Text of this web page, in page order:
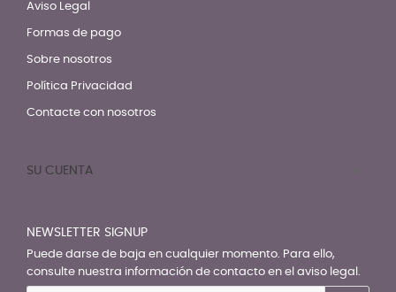
Aviso Legal
Formas de pago
Sobre nosotros
Política Privacidad
Contacte con nosotros
SU CUENTA
NEWSLETTER SIGNUP
Puede darse de baja en cualquier momento. Para ello,
consulte nuestra información de contacto en el aviso legal.